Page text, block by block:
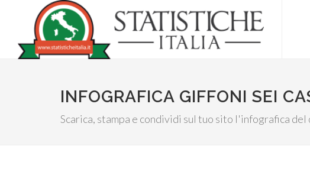
INFOGRAFICA GIFFONI SEI
Scarica, stampa e condividi sul tuo sito l'infografica del